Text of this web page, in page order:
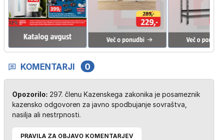
KOMENTARJI 0
Opozorilo: 297. členu Kazenskega zakonika je posameznik
kazensko odgovoren za javno spodbujanje sovraštva,
nasilja ali nestrpnosti.
PRAVILA ZA OBJAVO KOMENTARJEV